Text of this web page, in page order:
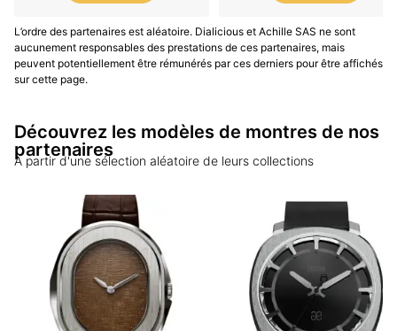
L’ordre des partenaires est aléatoire. Dialicious et Achille SAS ne sont
aucunement responsables des prestations de ces partenaires, mais
peuvent potentiellement être rémunérés par ces derniers pour être affichés
sur cette page.
Découvrez les modèles de montres de nos
partenaires
A partir d'une sélection aléatoire de leurs collections